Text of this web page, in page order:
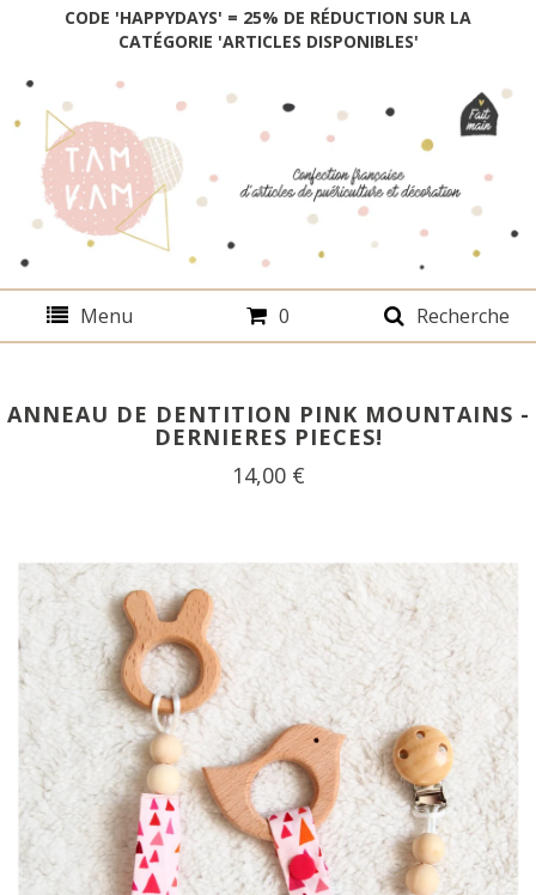
CODE 'HAPPYDAYS' = 25% DE RÉDUCTION SUR LA
CATÉGORIE 'ARTICLES DISPONIBLES'
Menu 0 Recherche
ANNEAU DE DENTITION PINK MOUNTAINS -
DERNIERES PIECES!
14,00 €